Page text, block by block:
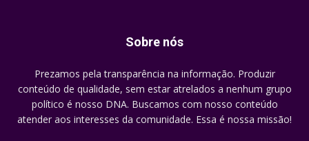
Sobre nós
Prezamos pela transparência na informação. Produzir
conteúdo de qualidade, sem estar atrelados a nenhum grupo
político é nosso DNA. Buscamos com nosso conteúdo
atender aos interesses da comunidade. Essa é nossa missão!